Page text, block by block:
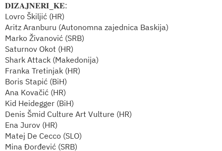
𝐃𝐈𝐙𝐀𝐉𝐍𝐄𝐑𝐈_𝐊𝐄:
Lovro Škiljić (HR)
Aritz Aranburu (Autonomna zajednica Baskija)
Marko Živanović (SRB)
Saturnov Okot (HR)
Shark Attack (Makedonija)
Franka Tretinjak (HR)
Boris Stapić (BiH)
Ana Kovačić (HR)
Kid Heidegger (BiH)
Denis Šmid Culture Art Vulture (HR)
Ena Jurov (HR)
Matej De Cecco (SLO)
Mina Đorđević (SRB)